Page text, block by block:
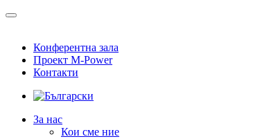
Конферентна зала
Проект M-Power
Контакти
За нас
Кои сме ние